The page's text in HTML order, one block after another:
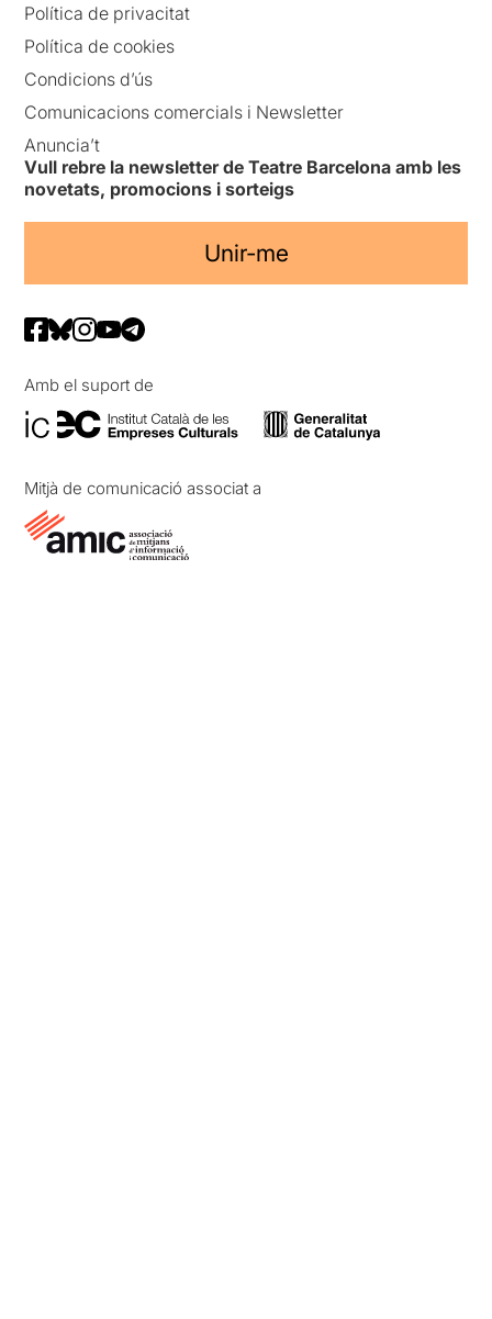
Política de privacitat
Política de cookies
Condicions d’ús
Comunicacions comercials i Newsletter
Anuncia’t
Vull rebre la newsletter de Teatre Barcelona amb les
novetats, promocions i sorteigs
Unir-me
Amb el suport de
Mitjà de comunicació associat a